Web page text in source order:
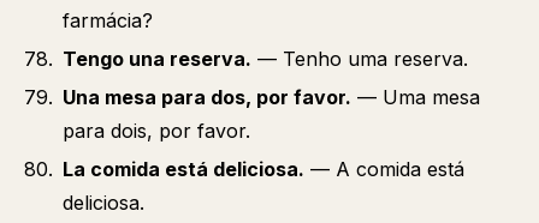
farmácia?
Tengo una reserva. — Tenho uma reserva.
Una mesa para dos, por favor. — Uma mesa
para dois, por favor.
La comida está deliciosa. — A comida está
deliciosa.